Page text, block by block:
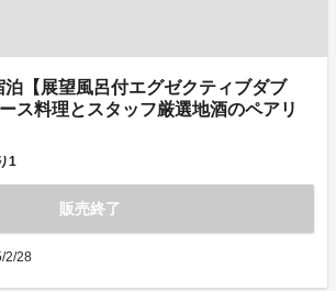
【展望風呂付エグゼクティブダブ
ス料理とスタッフ厳選地酒のペアリ
1
販売終了
2/28